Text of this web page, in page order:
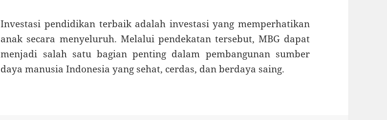
Investasi pendidikan terbaik adalah investasi yang memperhatikan
anak secara menyeluruh. Melalui pendekatan tersebut, MBG dapat
menjadi salah satu bagian penting dalam pembangunan sumber
daya manusia Indonesia yang sehat, cerdas, dan berdaya saing.